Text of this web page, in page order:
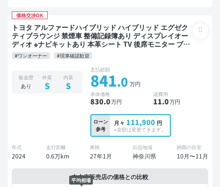
価格交渉OK
トヨタ アルファードハイブリッド ハイブリッド エグゼク
ティブラウンジ 禁煙車 整備記録簿あり ディスプレイオー
ディオ ※ナビキットあり 本革シート TV 後席モニター ブラ
インドスポットモニター デジタルインナーミラー オート
クルーズ 3列シート スマートキー ETC 電動バックドア バ
ックモニター 全方位カメラ 衝突軽減 両側電動スライドド
ア 7人乗り
#ワンオーナー #現車確認歓迎
板金歴
あり
外装
S
内装
S
支払総額
841.0 万円
本体価格
830.0万円
諸費用
11.0万円
ローン
参考
月々 111,900 円
※金額は変更できます。
年式
2024
走行距離
0.6万km
車検
27年1月
出品地域
神奈川県
納期の目安
10月〜11月
中古車販売店の価格との比較
平均相場